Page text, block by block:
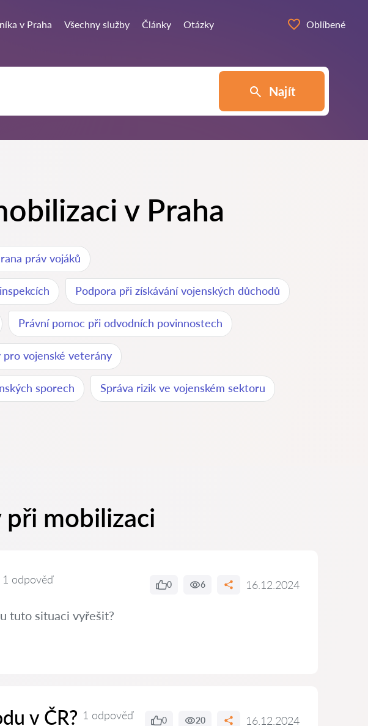
v Praha Všechny služby Články Otázky Oblíbené
Najít
v Praha
práv vojáků
Podpora při získávání vojenských důchodů
Právní pomoc při odvodních povinnostech
pro vojenské veterány
sporech Správa rizik ve vojenském sektoru
mobilizaci
1 odpověď 0 6 16.12.2024
tuto situaci vyřešit?
v ČR? 1 odpověď 0 20 16.12.2024